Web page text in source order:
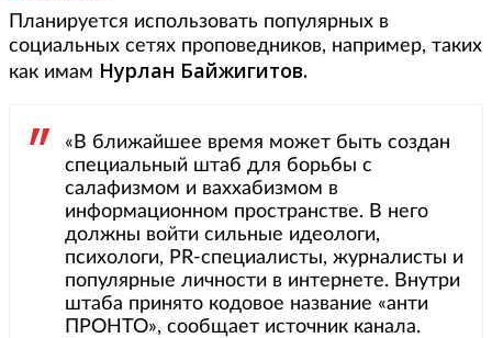
Планируется использовать популярных в
социальных сетях проповедников, например, таких
как имам Нурлан Байжигитов.
«В ближайшее время может быть создан
специальный штаб для борьбы с
салафизмом и ваххабизмом в
информационном пространстве. В него
должны войти сильные идеологи,
психологи, PR-специалисты, журналисты и
популярные личности в интернете. Внутри
штаба принято кодовое название «анти
ПРОНТО», сообщает источник канала.